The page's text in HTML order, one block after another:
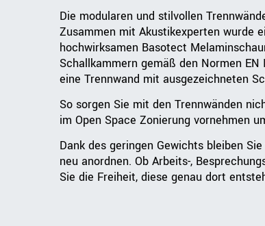
Die modularen und stilvollen
Zusammen mit Akustikexperten wurde
hochwirksamen Basotect
Schallkammern gemäß den Normen
eine Trennwand mit ausgezeichneten
So sorgen Sie mit den Trennwänden
im Open Space Zonierung vornehmen
Dank des geringen Gewichts bleiben
neu anordnen. Ob Arbeits-,
Sie die Freiheit, diese genau dort